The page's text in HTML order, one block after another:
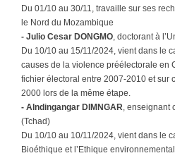
Du 01/10 au 30/11, travaille sur ses
le Nord du Mozambique
- Julio Cesar DONGMO, doctorant à
Du 10/10 au 15/11/2024, vient dans le
causes de la violence préélectorale en
fichier électoral entre 2007-2010 et sur
2000 lors de la même étape.
- Alndingangar DIMNGAR, enseignant
(Tchad)
Du 10/10 au 10/11/2024, vient dans le
Bioéthique et l’Ethique